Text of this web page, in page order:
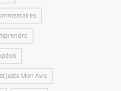
Juste Mon Avis